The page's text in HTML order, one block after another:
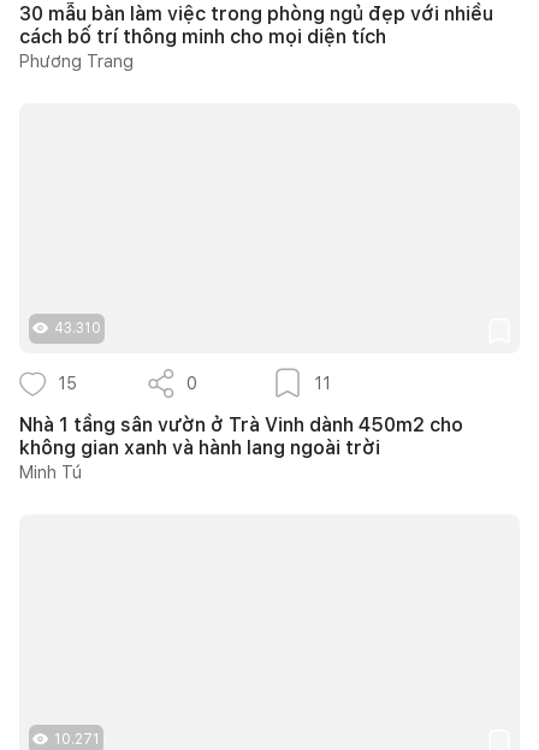
30 mẫu bàn làm việc trong phòng ngủ đẹp với nhiều
cách bố trí thông minh cho mọi diện tích
Phương Trang
43.310
15 0 11
Nhà 1 tầng sân vườn ở Trà Vinh dành 450m2 cho
không gian xanh và hành lang ngoài trời
Minh Tú
10.271